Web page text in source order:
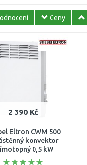
Ceny
2 390 Kč
Eltron CWM 500
konvektor
0,5 kW
230V 200261